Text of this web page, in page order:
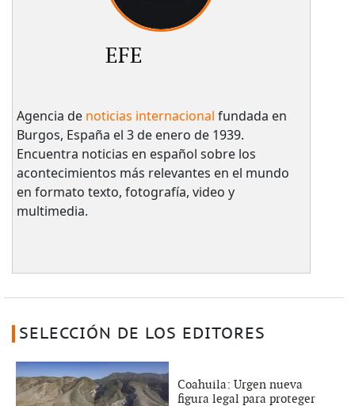
EFE
Agencia de noticias internacional fundada en
Burgos, España el 3 de enero de 1939.
Encuentra noticias en español sobre los
acontecimientos más relevantes en el mundo
en formato texto, fotografía, video y
multimedia.
SELECCIÓN DE LOS EDITORES
Coahuila: Urgen nueva
figura legal para proteger